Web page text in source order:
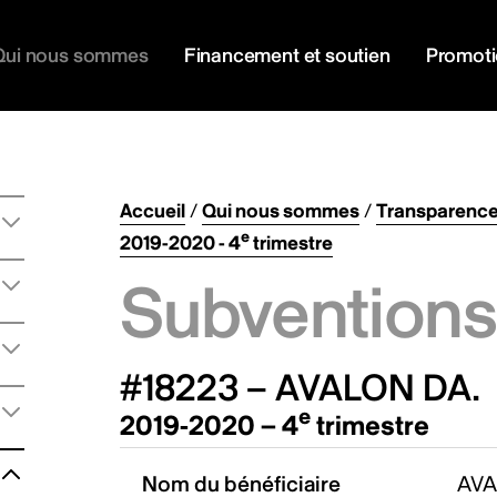
nous sommes Financement et soutien
Accueil/Qui nous sommes/
2019-2020 - 4etrimestre
#18223 – AVALON DA.
2019-2020 – 4e trimestre
Nom du bénéficiaire